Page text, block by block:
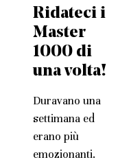
Ridateci i
Master
1000 di
una volta!
Duravano una
settimana ed
erano più
emozionanti.